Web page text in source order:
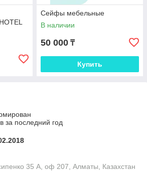
Сейфы мебельные
В наличии
50 000 ₸
Купить
за последний год
35 А, оф 207, Алматы, Казахстан